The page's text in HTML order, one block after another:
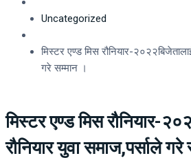
Uncategorized
मिस्टर एण्ड मिस रौनियार-
गरे सम्मान ।
मिस्टर एण्ड मिस रौनियार-
रौनियार युवा समाज,पर्साले गरे